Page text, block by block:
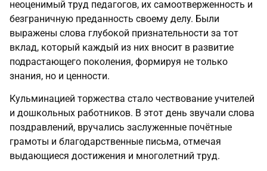
неоценимый труд педагогов, их самоотверженность и
безграничную преданность своему делу. Были
выражены слова глубокой признательности за тот
вклад, который каждый из них вносит в развитие
подрастающего поколения, формируя не только
знания, но и ценности.
Кульминацией торжества стало чествование учителей
и дошкольных работников. В этот день звучали слова
поздравлений, вручались заслуженные почётные
грамоты и благодарственные письма, отмечая
выдающиеся достижения и многолетний труд.